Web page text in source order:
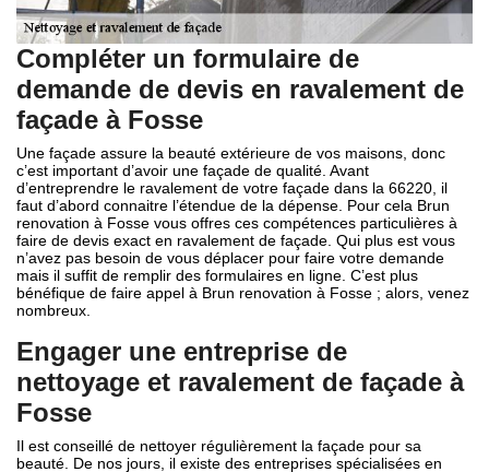
Compléter un formulaire de
demande de devis en ravalement de
façade à Fosse
Une façade assure la beauté extérieure de vos maisons, donc
c’est important d’avoir une façade de qualité. Avant
d’entreprendre le ravalement de votre façade dans la 66220, il
faut d’abord connaitre l’étendue de la dépense. Pour cela Brun
renovation à Fosse vous offres ces compétences particulières à
faire de devis exact en ravalement de façade. Qui plus est vous
n’avez pas besoin de vous déplacer pour faire votre demande
mais il suffit de remplir des formulaires en ligne. C’est plus
bénéfique de faire appel à Brun renovation à Fosse ; alors, venez
nombreux.
Engager une entreprise de
nettoyage et ravalement de façade à
Fosse
Il est conseillé de nettoyer régulièrement la façade pour sa
beauté. De nos jours, il existe des entreprises spécialisées en